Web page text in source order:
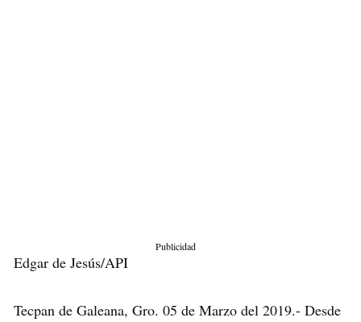
Publicidad
Edgar de Jesús/API
Tecpan de Galeana, Gro. 05 de Marzo del 2019.- Desde